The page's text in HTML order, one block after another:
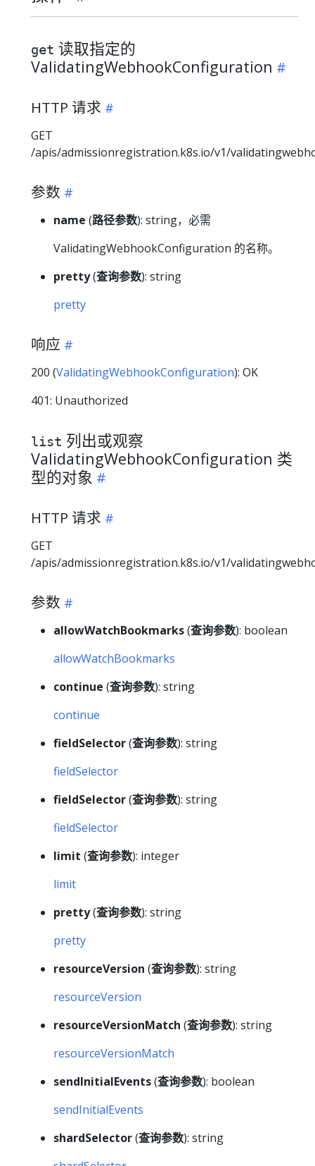
get 读取指定的
ValidatingWebhookConfiguration
HTTP 请求
GET
/apis/admissionregistration.k8s.io/v1/
参数
name (路径参数): string，必需
ValidatingWebhookConfiguration 的名称。
pretty(查询参数): string
pretty
响应
200 (ValidatingWebhookConfiguration): OK
401: Unauthorized
list 列出或观察
ValidatingWebhookConfiguration 类
型的对象
HTTP 请求
GET
/apis/admissionregistration.k8s.io/v1/
参数
allowWatchBookmarks(查询参数): boolean
allowWatchBookmarks
continue (查询参数): string
continue
fieldSelector(查询参数): string
fieldSelector
fieldSelector(查询参数): string
fieldSelector
limit (查询参数): integer
limit
pretty(查询参数): string
pretty
resourceVersion (查询参数): string
resourceVersion
resourceVersionMatch (查询参数): string
resourceVersionMatch
sendInitialEvents(查询参数): boolean
sendInitialEvents
shardSelector(查询参数): string